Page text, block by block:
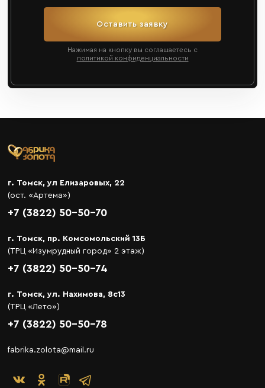
Оставить заявку
Нажимая на кнопку вы соглашаетесь с
политикой конфиденциальности
г. Томск, ул Елизаровых, 22
(ост. «Артема»)
+7 (3822) 50-50-70
г. Томск, пр. Комсомольский 13Б
(ТРЦ «Изумрудный город» 2 этаж)
+7 (3822) 50-50-74
г. Томск, ул. Нахимова, 8с13
(ТРЦ «Лето»)
+7 (3822) 50-50-78
fabrika.zolota@mail.ru